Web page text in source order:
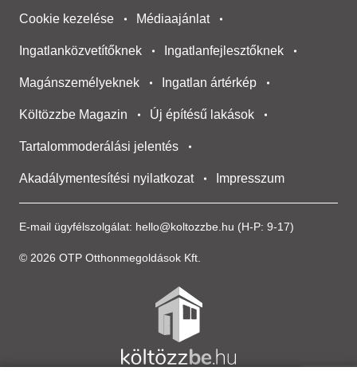
E-mail ügyfélszolgálat: hello@koltozzbe.hu (H-P: 9-17)
© 2026 OTP Otthonmegoldások Kft.
Cookie kezelése Médiaajánlat
Ingatlanközvetítőknek Ingatlanfejlesztőknek
Magánszemélyeknek Ingatlan ártérkép
Költözzbe Magazin Új építésű lakások
Tartalommoderálási jelentés
Akadálymentesítési nyilatkozat Impresszum